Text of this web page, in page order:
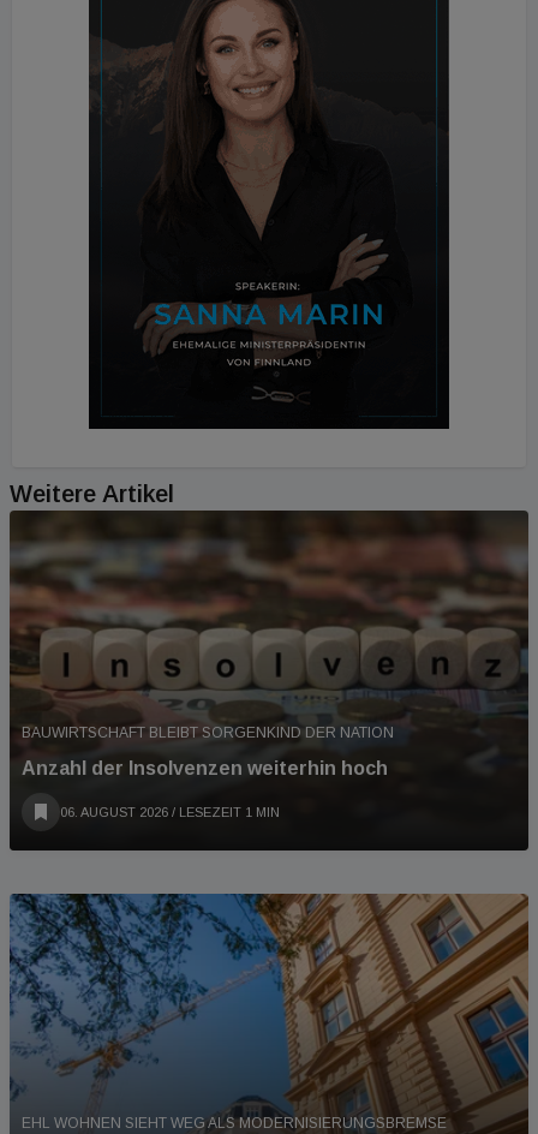
Weitere Artikel
BAUWIRTSCHAFT BLEIBT SORGENKIND DER NATION
Anzahl der Insolvenzen weiterhin hoch
06. AUGUST 2026 / LESEZEIT 1 MIN
EHL WOHNEN SIEHT WEG ALS MODERNISIERUNGSBREMSE